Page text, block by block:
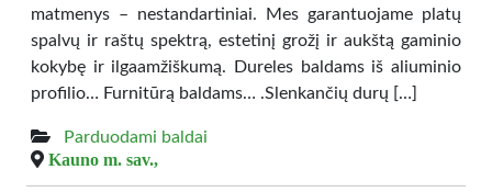
matmenys – nestandartiniai. Mes garantuojame platų
spalvų ir raštų spektrą, estetinį grožį ir aukštą gaminio
kokybę ir ilgaamžiškumą. Dureles baldams iš aliuminio
profilio… Furnitūrą baldams… .Slenkančių durų […]
Parduodami baldai
Kauno m. sav.,